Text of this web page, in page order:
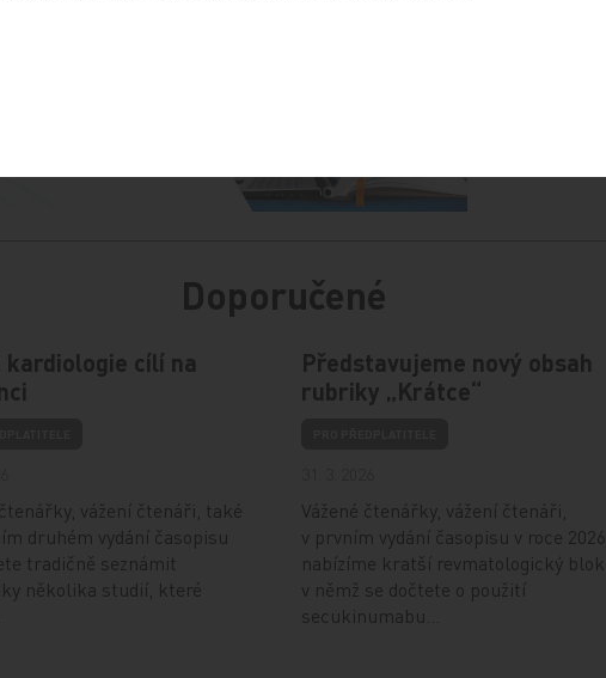
Doporučené
kardiologie cílí na
vážení čtenáři, také
druhém vydání časopisu
tradičně seznámit
několika studií, které
Představujeme nový obsah
rubriky „Krátce“
Vážené čtenářky, vážení čtenáři,
v prvním vydání časopisu v roce 2026
nabízíme kratší revmatologický blok,
v němž se dočtete o použití
secukinumabu…